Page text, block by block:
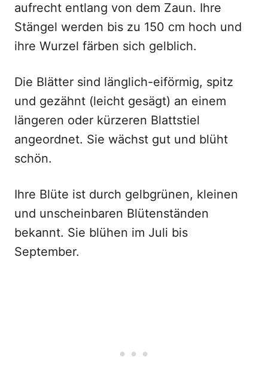
aufrecht entlang von dem Zaun. Ihre
Stängel werden bis zu 150 cm hoch und
ihre Wurzel färben sich gelblich.
Die Blätter sind länglich-eiförmig, spitz
und gezähnt (leicht gesägt) an einem
längeren oder kürzeren Blattstiel
angeordnet. Sie wächst gut und blüht
schön.
Ihre Blüte ist durch gelbgrünen, kleinen
und unscheinbaren Blütenständen
bekannt. Sie blühen im Juli bis
September.